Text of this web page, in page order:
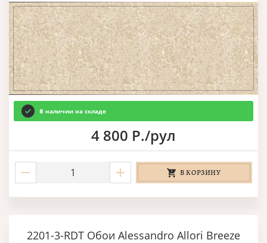
В наличии на складе
4 800 Р./рул
В КОРЗИНУ
2201-3-RDT Обои Alessandro Allori Breeze